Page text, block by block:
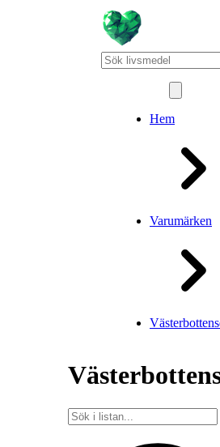
Hem
Varumärken